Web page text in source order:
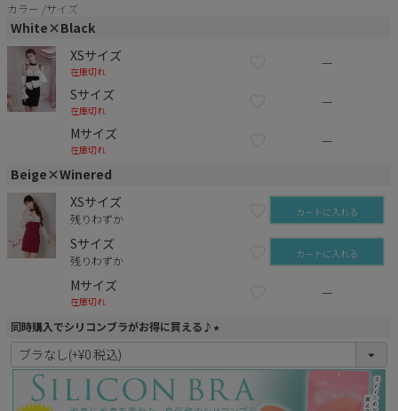
カラー
サイズ
White×Black
XSサイズ
在庫切れ
—
Sサイズ
在庫切れ
—
Mサイズ
在庫切れ
—
Beige×Winered
XSサイズ
残りわずか カートに入れる
Sサイズ
残りわずか カートに入れる
Mサイズ
在庫切れ
—
同時購入でシリコンブラがお得に買える♪
(
須
)